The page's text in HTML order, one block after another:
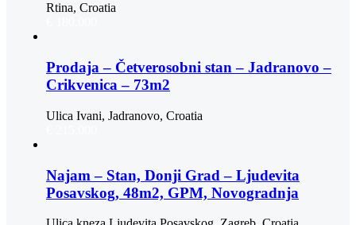
Rtina, Croatia
Prodaja – Četverosobni stan – Jadranovo –
Crikvenica – 73m2
Ulica Ivani, Jadranovo, Croatia
Najam – Stan, Donji Grad – Ljudevita
Posavskog, 48m2, GPM, Novogradnja